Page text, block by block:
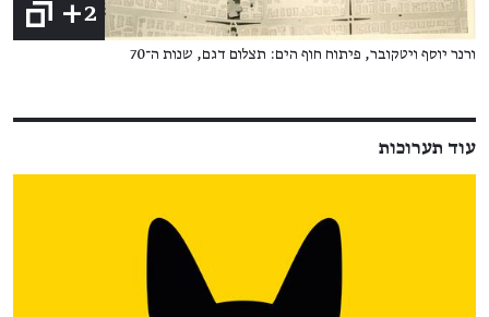
+2
ורנר יוסף ויטקובר, פיתוח חוף הים: תצלום דגם, שנות ה־70
עוד תערוכות